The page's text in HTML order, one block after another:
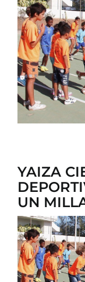
CONTACTO
YAIZA
UN